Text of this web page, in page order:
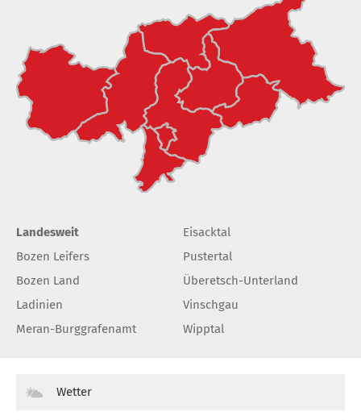
Landesweit
Bozen Leifers
Bozen Land
Ladinien
Meran-Burggrafenamt
Eisacktal
Pustertal
Überetsch-Unterland
Vinschgau
Wipptal
Wetter